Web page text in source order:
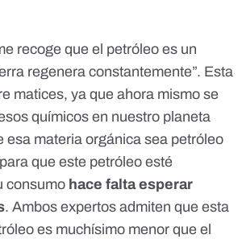
recoge que el petróleo es un
regenera constantemente”. Esta
matices, ya que ahora mismo se
químicos en nuestro planeta
esa materia orgánica sea petróleo
que este petróleo esté
consumo hace falta esperar
. Ambos expertos admiten que esta
es muchísimo menor que el